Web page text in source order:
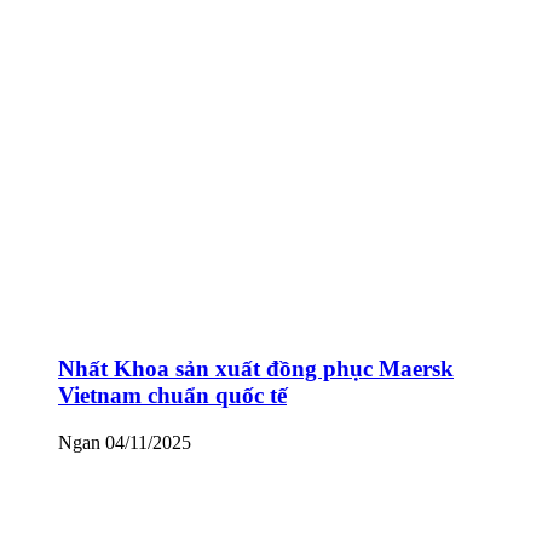
Nhất Khoa sản xuất đồng phục Maersk
Vietnam chuẩn quốc tế
Ngan 04/11/2025